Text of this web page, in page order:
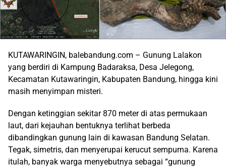
KUTAWARINGIN, balebandung.com – Gunung Lalakon
yang berdiri di Kampung Badaraksa, Desa Jelegong,
Kecamatan Kutawaringin, Kabupaten Bandung, hingga kini
masih menyimpan misteri.
Dengan ketinggian sekitar 870 meter di atas permukaan
laut, dari kejauhan bentuknya terlihat berbeda
dibandingkan gunung lain di kawasan Bandung Selatan.
Tegak, simetris, dan menyerupai kerucut sempurna. Karena
itulah, banyak warga menyebutnya sebagai “gunung